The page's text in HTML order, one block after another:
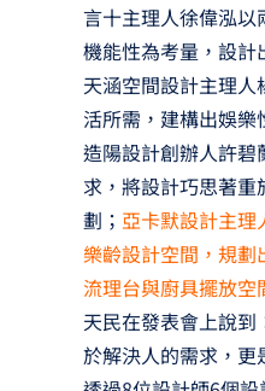
言十主理人徐偉泓
機能性為考量，設計
天涵空間設計主理
活所需，建構出娛樂
造陽設計創辦人許碧
求，將設計巧思著
劃； 亞卡默設計主理
樂齡設計空間，規劃
流理台與廚具擺放空
天民在發表會上說
於解決人的需求，更